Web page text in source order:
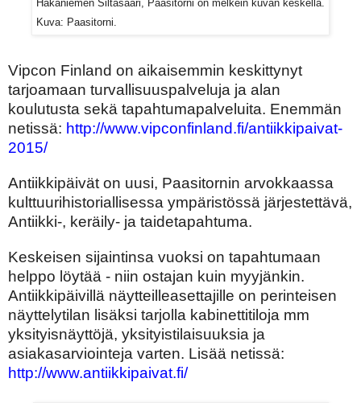
Hakaniemen Siltasaari, Paasitorni on melkein kuvan keskellä.
Kuva: Paasitorni.
Vipcon Finland on aikaisemmin keskittynyt
tarjoamaan turvallisuuspalveluja ja alan
koulutusta sekä tapahtumapalveluita. Enemmän
netissä: http://www.vipconfinland.fi/antiikkipaivat-
2015/
Antiikkipäivät on uusi, Paasitornin arvokkaassa
kulttuurihistoriallisessa ympäristössä järjestettävä,
Antiikki-, keräily- ja taidetapahtuma.
Keskeisen sijaintinsa vuoksi on tapahtumaan
helppo löytää - niin ostajan kuin myyjänkin.
Antiikkipäivillä näytteilleasettajille on perinteisen
näyttelytilan lisäksi tarjolla kabinettitiloja mm
yksityisnäyttöjä, yksityistilaisuuksia ja
asiakasarviointeja varten. Lisää netissä:
http://www.antiikkipaivat.fi/